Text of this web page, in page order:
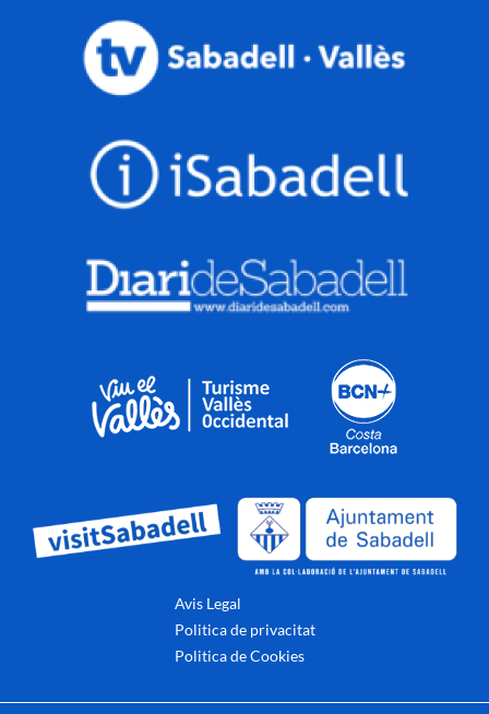
Avis Legal
Politica de privacitat
Politica de Cookies